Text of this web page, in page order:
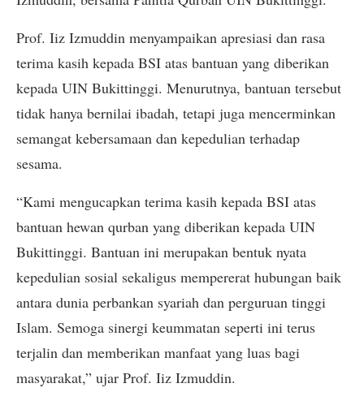
Prof. Iiz Izmuddin menyampaikan apresiasi dan rasa
terima kasih kepada BSI atas bantuan yang diberikan
kepada UIN Bukittinggi. Menurutnya, bantuan tersebut
tidak hanya bernilai ibadah, tetapi juga mencerminkan
semangat kebersamaan dan kepedulian terhadap
sesama.
“Kami mengucapkan terima kasih kepada BSI atas
bantuan hewan qurban yang diberikan kepada UIN
Bukittinggi. Bantuan ini merupakan bentuk nyata
kepedulian sosial sekaligus mempererat hubungan baik
antara dunia perbankan syariah dan perguruan tinggi
Islam. Semoga sinergi keummatan seperti ini terus
terjalin dan memberikan manfaat yang luas bagi
masyarakat,” ujar Prof. Iiz Izmuddin.